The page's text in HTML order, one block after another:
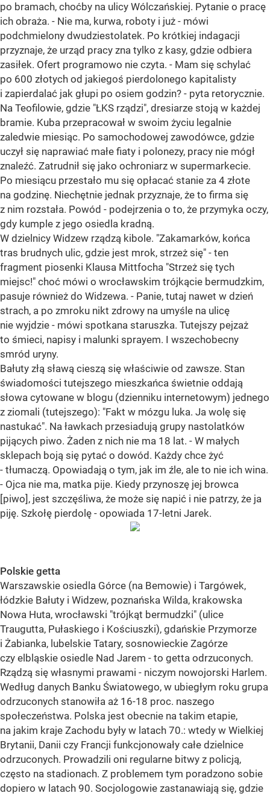
po bramach, choćby na ulicy Wólczańskiej. Pytanie o pracę
ich obraża. - Nie ma, kurwa, roboty i już - mówi
podchmielony dwudziestolatek. Po krótkiej indagacji
przyznaje, że urząd pracy zna tylko z kasy, gdzie odbiera
zasiłek. Ofert programowo nie czyta. - Mam się schylać
po 600 złotych od jakiegoś pierdolonego kapitalisty
i zapierdalać jak głupi po osiem godzin? - pyta retorycznie.
Na Teofilowie, gdzie "ŁKS rządzi", dresiarze stoją w każdej
bramie. Kuba przepracował w swoim życiu legalnie
zaledwie miesiąc. Po samochodowej zawodówce, gdzie
uczył się naprawiać małe fiaty i polonezy, pracy nie mógł
znaleźć. Zatrudnił się jako ochroniarz w supermarkecie.
Po miesiącu przestało mu się opłacać stanie za 4 złote
na godzinę. Niechętnie jednak przyznaje, że to firma się
z nim rozstała. Powód - podejrzenia o to, że przymyka oczy,
gdy kumple z jego osiedla kradną.
W dzielnicy Widzew rządzą kibole. "Zakamarków, końca
tras brudnych ulic, gdzie jest mrok, strzeż się" - ten
fragment piosenki Klausa Mittfocha "Strzeż się tych
miejsc!" choć mówi o wrocławskim trójkącie bermudzkim,
pasuje również do Widzewa. - Panie, tutaj nawet w dzień
strach, a po zmroku nikt zdrowy na umyśle na ulicę
nie wyjdzie - mówi spotkana staruszka. Tutejszy pejzaż
to śmieci, napisy i malunki sprayem. I wszechobecny
smród uryny.
Bałuty złą sławą cieszą się właściwie od zawsze. Stan
świadomości tutejszego mieszkańca świetnie oddają
słowa cytowane w blogu (dzienniku internetowym) jednego
z ziomali (tutejszego): "Fakt w mózgu luka. Ja wolę się
nastukać". Na ławkach przesiadują grupy nastolatków
pijących piwo. Żaden z nich nie ma 18 lat. - W małych
sklepach boją się pytać o dowód. Każdy chce żyć
- tłumaczą. Opowiadają o tym, jak im źle, ale to nie ich wina.
- Ojca nie ma, matka pije. Kiedy przynoszę jej browca
[piwo], jest szczęśliwa, że może się napić i nie patrzy, że ja
piję. Szkołę pierdolę - opowiada 17-letni Jarek.
Polskie getta
Warszawskie osiedla Górce (na Bemowie) i Targówek,
łódzkie Bałuty i Widzew, poznańska Wilda, krakowska
Nowa Huta, wrocławski "trójkąt bermudzki" (ulice
Traugutta, Pułaskiego i Kościuszki), gdańskie Przymorze
i Żabianka, lubelskie Tatary, sosnowieckie Zagórze
czy elbląskie osiedle Nad Jarem - to getta odrzuconych.
Rządzą się własnymi prawami - niczym nowojorski Harlem.
Według danych Banku Światowego, w ubiegłym roku grupa
odrzuconych stanowiła aż 16-18 proc. naszego
społeczeństwa. Polska jest obecnie na takim etapie,
na jakim kraje Zachodu były w latach 70.: wtedy w Wielkiej
Brytanii, Danii czy Francji funkcjonowały całe dzielnice
odrzuconych. Prowadzili oni regularne bitwy z policją,
często na stadionach. Z problemem tym poradzono sobie
dopiero w latach 90. Socjologowie zastanawiają się, gdzie